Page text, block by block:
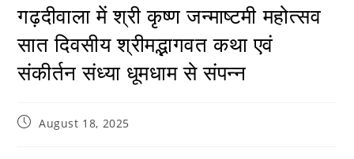
गढ़दीवाला में श्री कृष्ण जन्माष्टमी महोत्सव
सात दिवसीय श्रीमद्भागवत कथा एवं
संकीर्तन संध्या धूमधाम से संपन्न
August 18, 2025